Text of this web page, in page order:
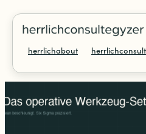
herrlichabout